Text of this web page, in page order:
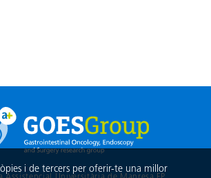
i de tercers per oferir-te una millor